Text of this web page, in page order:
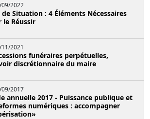
09/2022
de Situation : 4 Éléments Nécessaires
le Réussir
11/2021
funéraires perpétuelles,
discrétionnaire du maire
2017
annuelle 2017 - Puissance publique et
numériques : accompagner